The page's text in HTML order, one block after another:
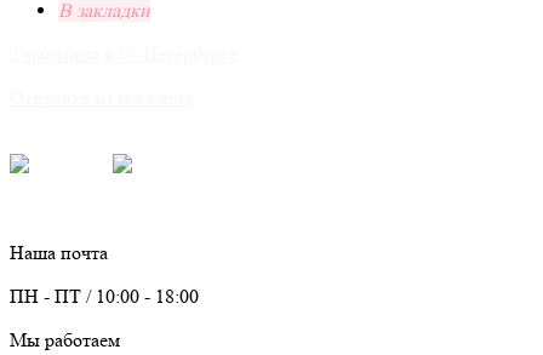
В закладки
Наша почта
ПН - ПТ / 10:00 - 18:00
Мы работаем